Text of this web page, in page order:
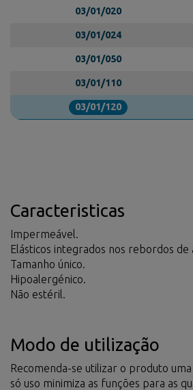
03/01/020
03/01/024
03/01/050
03/01/110
03/01/120
Caracteristicas
Impermeável.
Elásticos integrados nos rebordos
Tamanho único.
Hipoalergénico.
Não estéril.
Modo de utilização
Recomenda-se utilizar o produto
só uso minimiza as funções para as